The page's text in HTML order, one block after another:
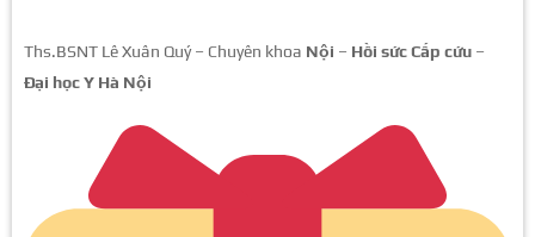
Ths.BSNT Lê Xuân Quý – Chuyên khoa Nội – Hồi sức Cấp cứu –
Đại học Y Hà Nội